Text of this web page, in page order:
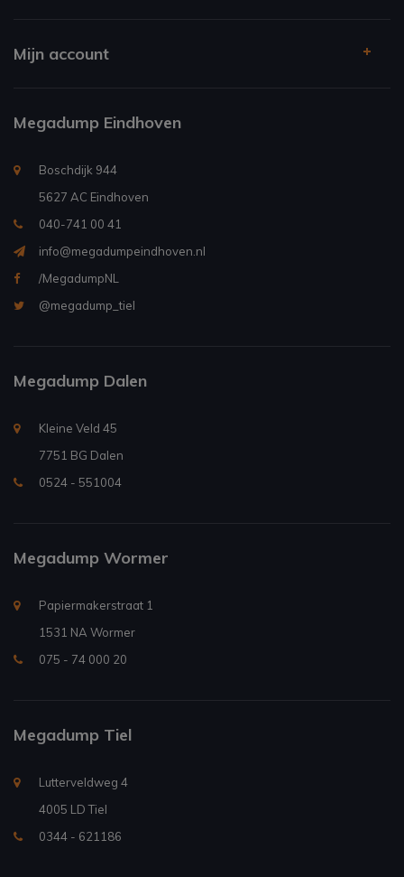
Mijn account
Megadump Eindhoven
Boschdijk 944
5627 AC Eindhoven
040-741 00 41
info@megadumpeindhoven.nl
/MegadumpNL
@megadump_tiel
Megadump Dalen
Kleine Veld 45
7751 BG Dalen
0524 - 551004
Megadump Wormer
Papiermakerstraat 1
1531 NA Wormer
075 - 74 000 20
Megadump Tiel
Lutterveldweg 4
4005 LD Tiel
0344 - 621186